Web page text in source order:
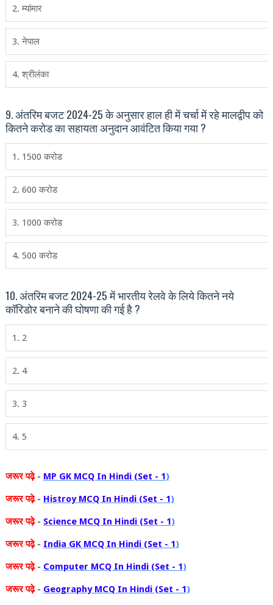
2. म्‍यांमार
3. नेपाल
4. श्रीलंका
9. अंतरिम बजट 2024-25 के अनुसार हाल ही में चर्चा में रहे मालद्वीप को
कितने करोड का सहायता अनुदान आवंटित किया गया ?
1. 1500 करोड
2. 600 करोड
3. 1000 करोड
4. 500 करोड
10. अंतरिम बजट 2024-25 में भारतीय रेलवे के लिये कितने नये
कॉरिडोर बनाने की घोषणा की गई है ?
1. 2
2. 4
3. 3
4. 5
जरूर पढ़े- MP GK MCQ In Hindi (Set - 1)
जरूर पढ़े- Histroy MCQ In Hindi (Set - 1)
जरूर पढ़े- Science MCQ In Hindi (Set - 1)
जरूर पढ़े- India GK MCQ In Hindi (Set - 1)
जरूर पढ़े- Computer MCQ In Hindi (Set - 1)
जरूर पढ़े- Geography MCQ In Hindi (Set - 1)